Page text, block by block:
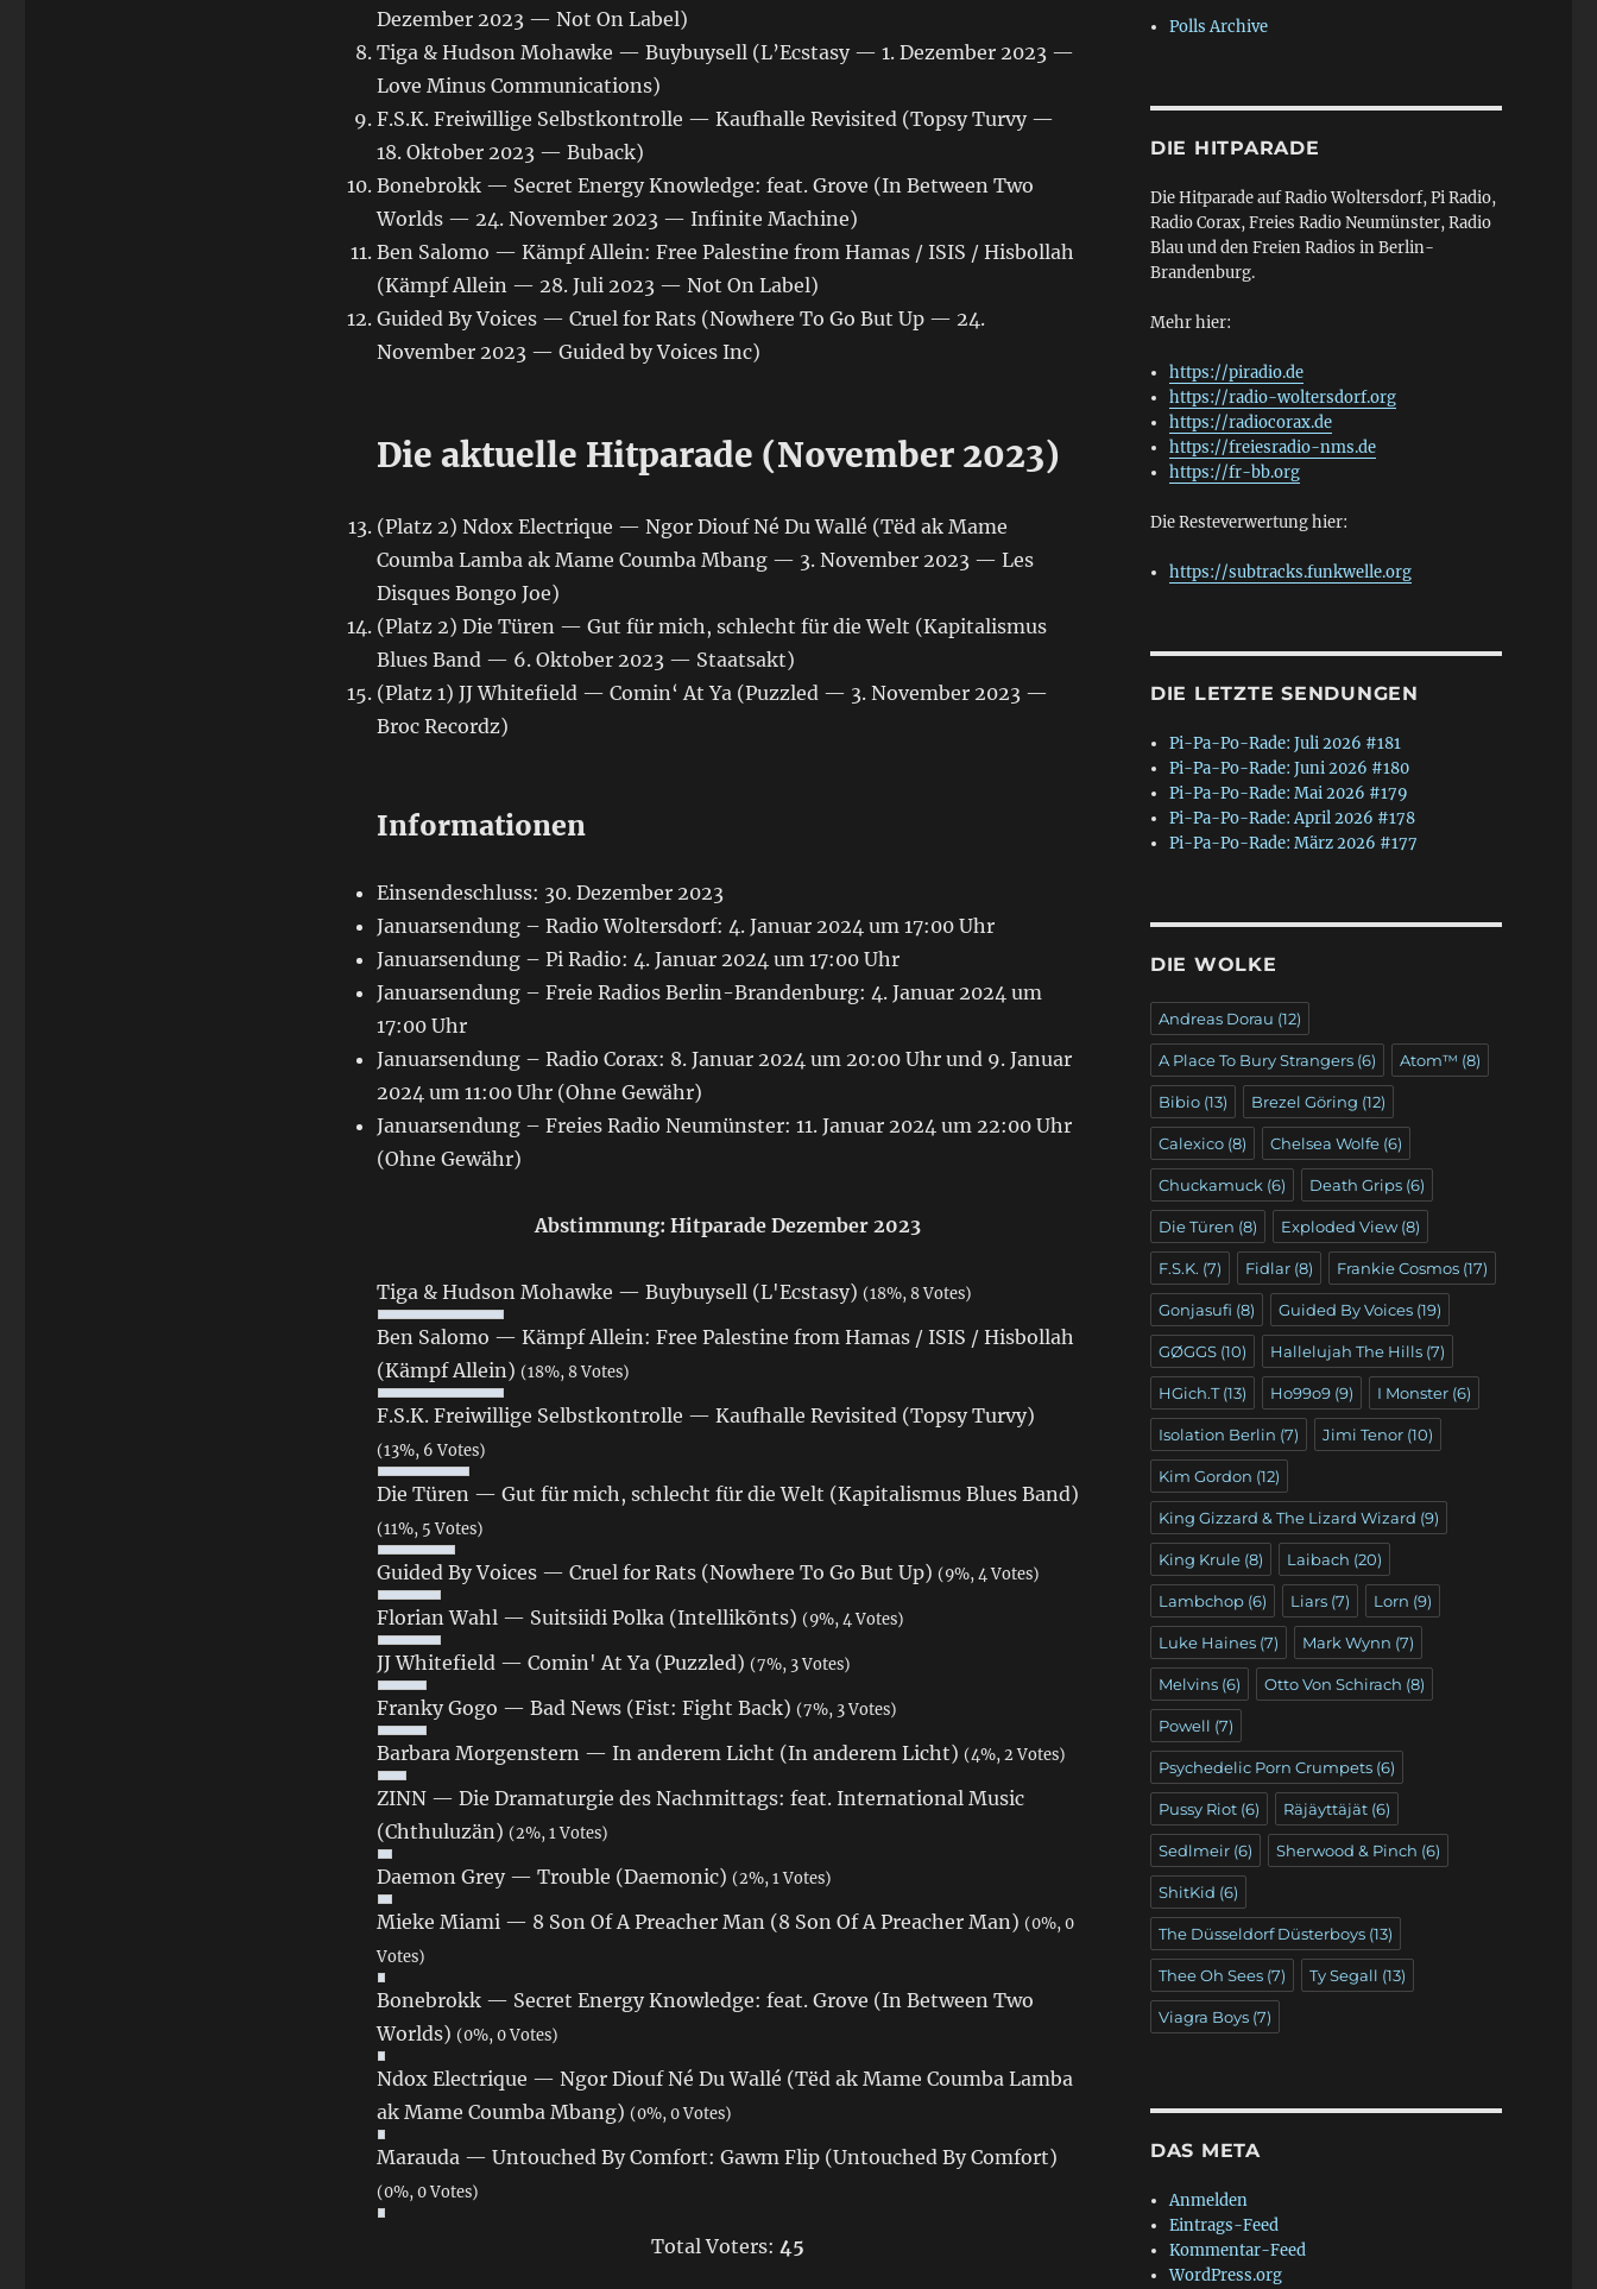
Dezember 2023 — Not On Label)
Tiga & Hudson Mohawke — Buybuysell (L’Ecstasy — 1. Dezember 2023 —
Love Minus Communications)
F.S.K. Freiwillige Selbstkontrolle — Kaufhalle Revisited (Topsy Turvy —
18. Oktober 2023 — Buback)
Bonebrokk — Secret Energy Knowledge: feat. Grove (In Between Two
Worlds — 24. November 2023 — Infinite Machine)
Ben Salomo — Kämpf Allein: Free Palestine from Hamas / ISIS / Hisbollah
(Kämpf Allein — 28. Juli 2023 — Not On Label)
Guided By Voices — Cruel for Rats (Nowhere To Go But Up — 24.
November 2023 — Guided by Voices Inc)
Die aktuelle Hitparade (November 2023)
(Platz 2) Ndox Electrique — Ngor Diouf Né Du Wallé (Tëd ak Mame
Coumba Lamba ak Mame Coumba Mbang — 3. November 2023 — Les
Disques Bongo Joe)
(Platz 2) Die Türen — Gut für mich, schlecht für die Welt (Kapitalismus
Blues Band — 6. Oktober 2023 — Staatsakt)
(Platz 1) JJ Whitefield — Comin‘ At Ya (Puzzled — 3. November 2023 —
Broc Recordz)
Informationen
Einsendeschluss: 30. Dezember 2023
Januarsendung – Radio Woltersdorf: 4. Januar 2024 um 17:00 Uhr
Januarsendung – Pi Radio: 4. Januar 2024 um 17:00 Uhr
Januarsendung – Freie Radios Berlin-Brandenburg: 4. Januar 2024 um
17:00 Uhr
Januarsendung – Radio Corax: 8. Januar 2024 um 20:00 Uhr und 9. Januar
2024 um 11:00 Uhr (Ohne Gewähr)
Januarsendung – Freies Radio Neumünster: 11. Januar 2024 um 22:00 Uhr
(Ohne Gewähr)
Abstimmung: Hitparade Dezember 2023
Tiga & Hudson Mohawke — Buybuysell (L'Ecstasy) (18%, 8 Votes)
Ben Salomo — Kämpf Allein: Free Palestine from Hamas / ISIS / Hisbollah
(Kämpf Allein) (18%, 8 Votes)
F.S.K. Freiwillige Selbstkontrolle — Kaufhalle Revisited (Topsy Turvy)
(13%, 6 Votes)
Die Türen — Gut für mich, schlecht für die Welt (Kapitalismus Blues Band)
(11%, 5 Votes)
Guided By Voices — Cruel for Rats (Nowhere To Go But Up) (9%, 4 Votes)
Florian Wahl — Suitsiidi Polka (Intellikõnts) (9%, 4 Votes)
JJ Whitefield — Comin' At Ya (Puzzled) (7%, 3 Votes)
Franky Gogo — Bad News (Fist: Fight Back) (7%, 3 Votes)
Barbara Morgenstern — In anderem Licht (In anderem Licht) (4%, 2 Votes)
ZINN — Die Dramaturgie des Nachmittags: feat. International Music
(Chthuluzän) (2%, 1 Votes)
Daemon Grey — Trouble (Daemonic) (2%, 1 Votes)
Mieke Miami — 8 Son Of A Preacher Man (8 Son Of A Preacher Man) (0%, 0
Votes)
Bonebrokk — Secret Energy Knowledge: feat. Grove (In Between Two
Worlds) (0%, 0 Votes)
Ndox Electrique — Ngor Diouf Né Du Wallé (Tëd ak Mame Coumba Lamba
ak Mame Coumba Mbang) (0%, 0 Votes)
Marauda — Untouched By Comfort: Gawm Flip (Untouched By Comfort)
(0%, 0 Votes)
Total Voters:45
Polls Archive
DIE HITPARADE
Die Hitparade auf Radio Woltersdorf, Pi Radio,
Radio Corax, Freies Radio Neumünster, Radio
Blau und den Freien Radios in Berlin-
Brandenburg.
Mehr hier:
https://piradio.de
https://radio-woltersdorf.org
https://radiocorax.de
https://freiesradio-nms.de
https://fr-bb.org
Die Resteverwertung hier:
https://subtracks.funkwelle.org
DIE LETZTE SENDUNGEN
Pi-Pa-Po-Rade: Juli 2026 #181
Pi-Pa-Po-Rade: Juni 2026 #180
Pi-Pa-Po-Rade: Mai 2026 #179
Pi-Pa-Po-Rade: April 2026 #178
Pi-Pa-Po-Rade: März 2026 #177
DIE WOLKE
Andreas Dorau (12)
A Place To Bury Strangers(6) Atom™ (8)
Bibio(13) Brezel Göring (12)
Calexico(8) Chelsea Wolfe(6)
Chuckamuck (6) Death Grips(6)
Die Türen (8) Exploded View(8)
F.S.K. (7) Fidlar(8) Frankie Cosmos(17)
Gonjasufi (8) Guided By Voices(19)
GØGGS(10) Hallelujah The Hills(7)
HGich.T(13) Ho99o9(9) I Monster(6)
Isolation Berlin (7) Jimi Tenor(10)
Kim Gordon (12)
King Gizzard & The Lizard Wizard (9)
King Krule(8) Laibach (20)
Lambchop(6) Liars(7) Lorn (9)
Luke Haines(7) Mark Wynn (7)
Melvins(6) Otto Von Schirach (8)
Powell (7)
Psychedelic Porn Crumpets(6)
Pussy Riot(6) Räjäyttäjät(6)
Sedlmeir(6) Sherwood & Pinch (6)
ShitKid (6)
The Düsseldorf Düsterboys(13)
Thee Oh Sees(7) Ty Segall (13)
Viagra Boys(7)
DAS META
Anmelden
Eintrags-Feed
Kommentar-Feed
WordPress.org